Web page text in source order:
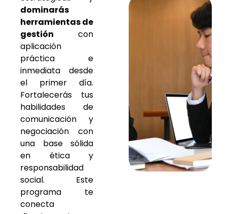
dominarás
herramientas de
gestión con
aplicación
práctica e
inmediata desde
el primer día.
Fortalecerás tus
habilidades de
comunicación y
negociación con
una base sólida
en ética y
responsabilidad
social. Este
programa te
conecta